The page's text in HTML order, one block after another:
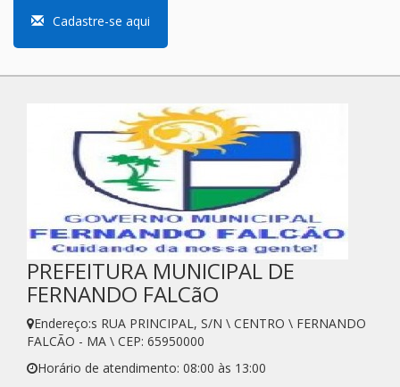
Cadastre-se aqui
PREFEITURA MUNICIPAL DE
FERNANDO FALCãO
Endereço:s RUA PRINCIPAL, S/N \ CENTRO \ FERNANDO
FALCÃO - MA \ CEP: 65950000
Horário de atendimento: 08:00 às 13:00